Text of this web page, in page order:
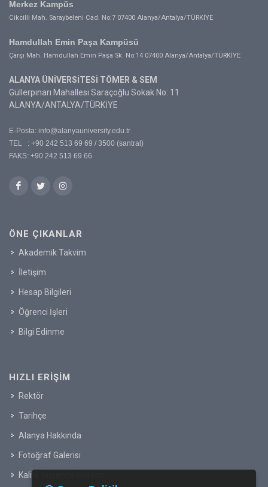
Merkez Kampüs
Cikcilli Mah. Saraybeleni Cad. No:7 07400 Alanya/Antalya/TÜRKİYE
Hamdullah Emin Paşa Kampüsü
Çarşı Mah. Hamdullah Emin Paşa Sk. No:14 07400 Alanya/Antalya/TÜRKİYE
ALANYA ÜNİVERSİTESİ TÖMER & SEM
Güllerpınarı Mahallesi Saraçoğlu Sokak No: 11
ALANYA/ANTALYA/TÜRKİYE
E-Posta: info@alanyauniversity.edu.tr
TEL : +90 242 513 69 69 / 3500 (santral)
FAKS: +90 242 513 69 66
ÖNE ÇIKANLAR
Akademik Takvim
İletişim
Hesap Bilgileri
Öğrenci İşleri
Bilgi Edinme
HIZLI ERIŞIM
Rektör
Tarihçe
Alanya Hakkında
Fotoğraf Galerisi
Kalite Güvence Sistemi